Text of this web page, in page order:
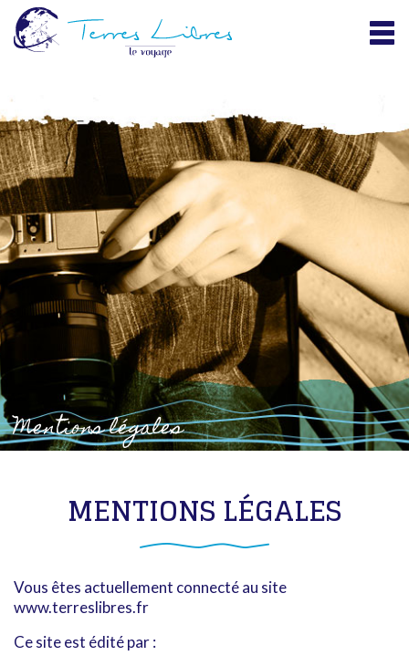
Mentions légales
MENTIONS LÉGALES
Vous êtes actuellement connecté au site
www.terreslibres.fr
Ce site est édité par :